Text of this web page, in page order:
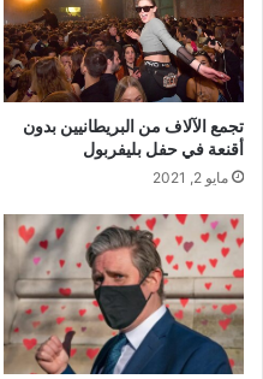
تجمع الآلاف من البريطانيين بدون
أقنعة في حفل بليفربول
مايو 2, 2021